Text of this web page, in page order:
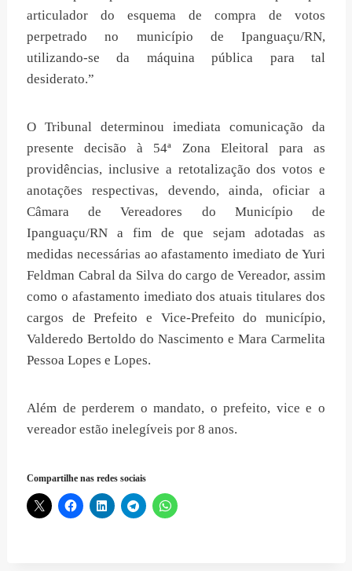
articulador do esquema de compra de votos
perpetrado no município de Ipanguaçu/RN,
utilizando-se da máquina pública para tal
desiderato.”
O Tribunal determinou imediata comunicação da
presente decisão à 54ª Zona Eleitoral para as
providências, inclusive a retotalização dos votos e
anotações respectivas, devendo, ainda, oficiar a
Câmara de Vereadores do Município de
Ipanguaçu/RN a fim de que sejam adotadas as
medidas necessárias ao afastamento imediato de Yuri
Feldman Cabral da Silva do cargo de Vereador, assim
como o afastamento imediato dos atuais titulares dos
cargos de Prefeito e Vice-Prefeito do município,
Valderedo Bertoldo do Nascimento e Mara Carmelita
Pessoa Lopes e Lopes.
Além de perderem o mandato, o prefeito, vice e o
vereador estão inelegíveis por 8 anos.
Compartilhe nas redes sociais